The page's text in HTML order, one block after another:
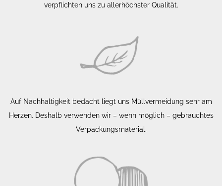
verpflichten uns zu allerhöchster Qualität.
Auf Nachhaltigkeit bedacht liegt uns Müllvermeidung sehr am
Herzen. Deshalb verwenden wir – wenn möglich – gebrauchtes
Verpackungsmaterial.